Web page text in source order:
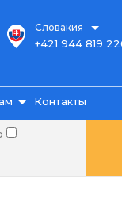
Словакия
+421 944 819
Контакты